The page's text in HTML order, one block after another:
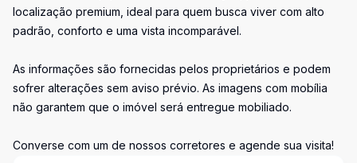
localização premium, ideal para quem busca viver com alto
padrão, conforto e uma vista incomparável.
As informações são fornecidas pelos proprietários e podem
sofrer alterações sem aviso prévio. As imagens com mobília
não garantem que o imóvel será entregue mobiliado.
Converse com um de nossos corretores e agende sua visita!